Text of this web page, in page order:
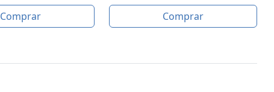
Comprar Comprar